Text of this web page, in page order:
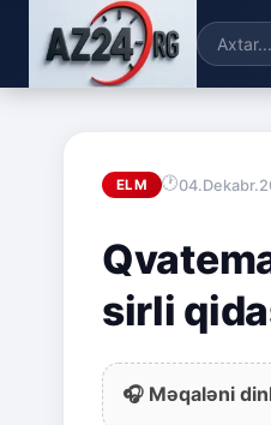
ELM
sirli
🎧 Məqaləni